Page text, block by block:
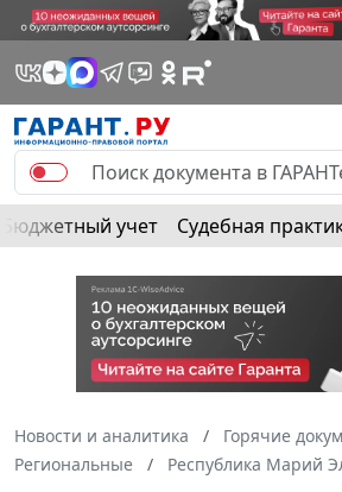
Бюджетный учет Судебная
Новости и аналитика
Горячие
Региональные
Республика Марий